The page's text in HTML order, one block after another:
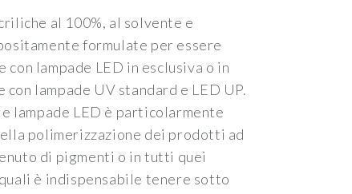
al 100%, al solvente e
formulate per essere
con lampade LED in esclusiva o in
con lampade UV standard e LED UP.
lampade LED è particolarmente
polimerizzazione dei prodotti ad
di pigmenti o in tutti quei
è indispensabile tenere sotto